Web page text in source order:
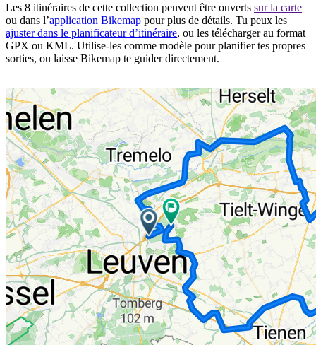
Les 8 itinéraires de cette collection peuvent être ouverts sur la carte
ou dans l’application Bikemap pour plus de détails. Tu peux les
ajuster dans le planificateur d’itinéraire, ou les télécharger au format
GPX ou KML. Utilise-les comme modèle pour planifier tes propres
sorties, ou laisse Bikemap te guider directement.